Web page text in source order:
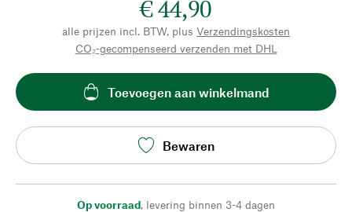
€ 44,90
alle prijzen incl. BTW, plus Verzendingskosten
CO₂-gecompenseerd verzenden met DHL
Toevoegen aan winkelmand
Bewaren
Op voorraad, levering binnen 3-4 dagen